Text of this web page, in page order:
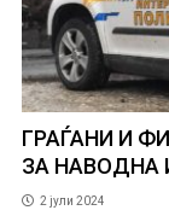
ГРАЃАНИ И
ЗА НАВОДНА
2 јули 2024